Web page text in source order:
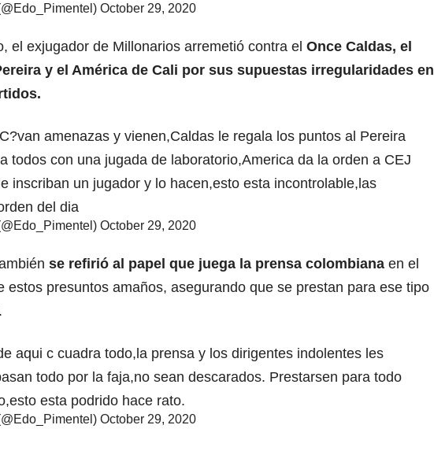
October 29, 2020
el exjugador de Millonarios arremetió contra el Once Caldas, el
y el América de Cali por sus supuestas irregularidades en
amenazas y vienen,Caldas le regala los puntos al Pereira
todos con una jugada de laboratorio,America da la orden a CEJ
inscriban un jugador y lo hacen,esto esta incontrolable,las
del dia
October 29, 2020
se refirió al papel que juega la prensa colombiana en el
estos presuntos amaños, asegurando que se prestan para ese tipo
aqui c cuadra todo,la prensa y los dirigentes indolentes les
todo por la faja,no sean descarados. Prestarsen para todo
esta podrido hace rato.
October 29, 2020